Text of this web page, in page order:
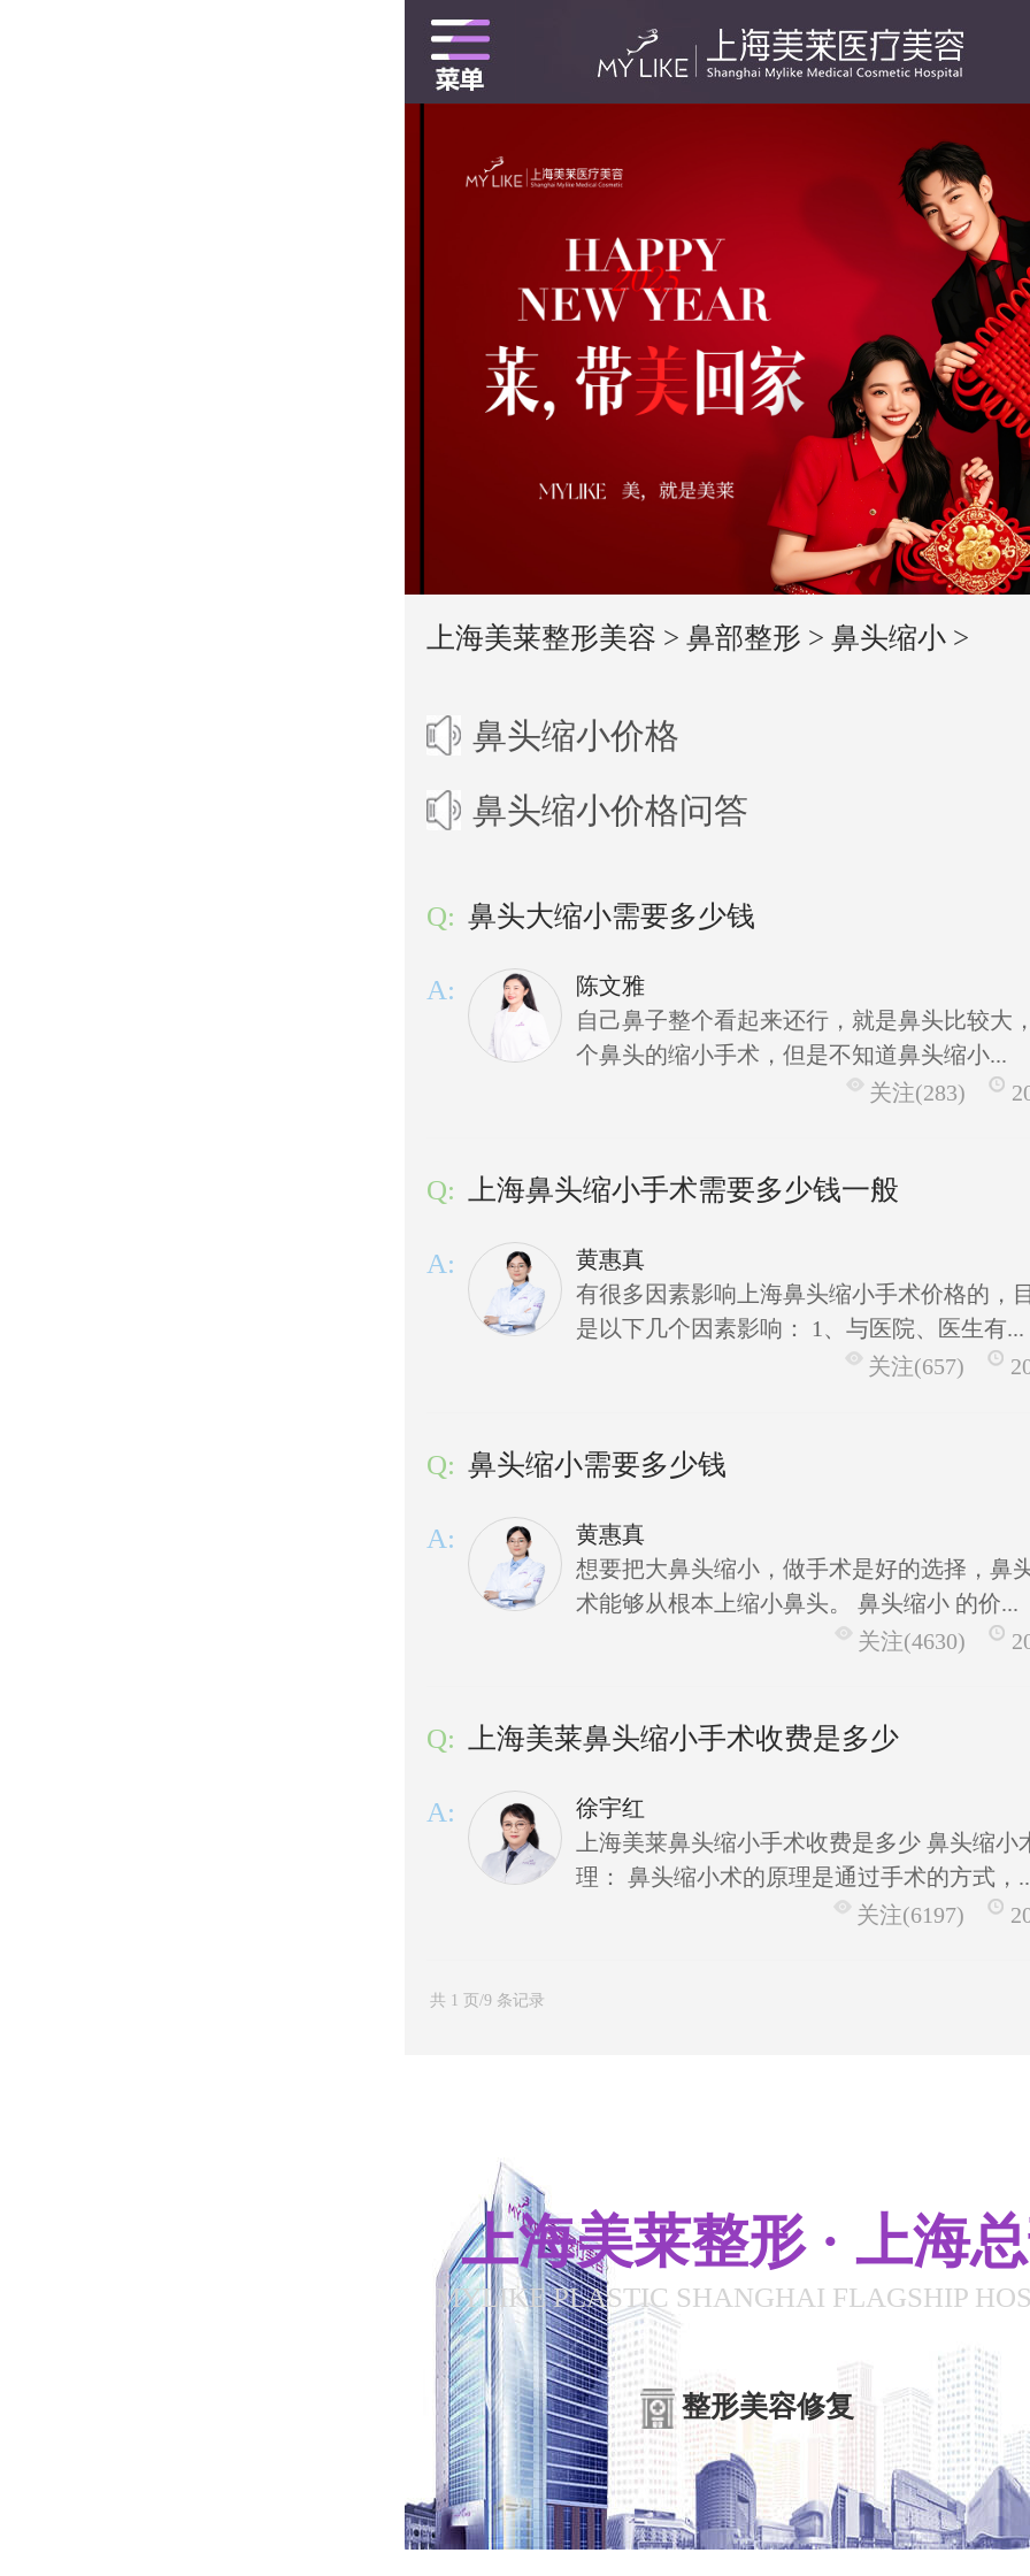
上海美莱整形美容 >鼻部整形 >鼻头缩小 >
鼻头缩小价格
鼻头缩小价格问答
Q: 鼻头大缩小需要多少钱
A:
陈文雅
自己鼻子整个看起来还行，就是鼻头比较大
个鼻头的缩小手术，但是不知道鼻头缩小...
关注(283)
Q: 上海鼻头缩小手术需要多少钱一般
A:
黄惠真
有很多因素影响上海鼻头缩小手术价格的，
是以下几个因素影响： 1、与医院、医生有...
关注(657)
Q: 鼻头缩小需要多少钱
A:
黄惠真
想要把大鼻头缩小，做手术是好的选择，鼻
术能够从根本上缩小鼻头。 鼻头缩小 的价...
关注(4630)
Q: 上海美莱鼻头缩小手术收费是多少
A:
徐宇红
上海美莱鼻头缩小手术收费是多少 鼻头缩小
理： 鼻头缩小术的原理是通过手术的方式，
关注(6197)
共 1 页/9 条记录
上海美莱整形 · 上海
MYLIKE PLASTIC SHANGHAI FLAGSHIP
整形美容修复